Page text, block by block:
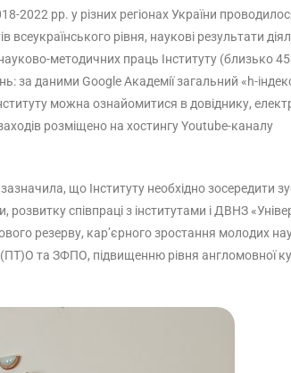
2022 рр. у різних регіонах України
рівня, наукові результати
методичних праць Інституту (близько
за даними Google Академії загальний «h-
можна ознайомитися в довіднику,
розміщено на хостингу Youtube-каналу
що Інституту необхідно зосередити
розвитку співпраці з інститутами і ДВНЗ
резерву, кар’єрного зростання молодих
та ЗФПО, підвищенню рівня англомовної